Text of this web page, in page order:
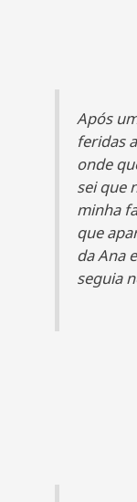
Após
feridas
onde
sei que
minha
que
da Ana
seguia